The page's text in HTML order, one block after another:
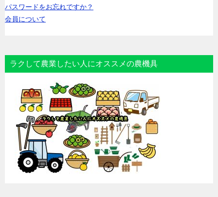
パスワードをお忘れですか？
会員について
ラクして農業したい人にオススメの農機具